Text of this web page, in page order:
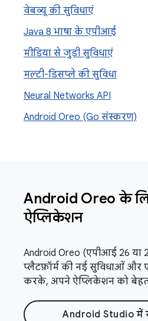
वेबव्यू की सुविधाएं
Java 8 भाषा के एपीआई
मीडिया से जुड़ी सुविधाएं
मल्टी-डिसप्ले की सुविधा
Neural Networks API
Android Oreo (Go संस्करण)
Android Oreo के
ऐप्लिकेशन
Android Oreo (एपीआई 26 या
प्लैटफ़ॉर्म की नई सुविधाओं और
करके, अपने ऐप्लिकेशन को
Android Studio में